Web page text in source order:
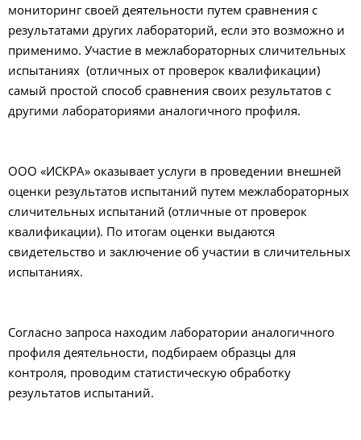
мониторинг своей деятельности путем сравнения с
результатами других лабораторий, если это возможно и
применимо. Участие в межлабораторных сличительных
испытаниях (отличных от проверок квалификации)
самый простой способ сравнения своих результатов с
другими лабораториями аналогичного профиля.
ООО «ИСКРА» оказывает услуги в проведении внешней
оценки результатов испытаний путем межлабораторных
сличительных испытаний (отличные от проверок
квалификации). По итогам оценки выдаются
свидетельство и заключение об участии в сличительных
испытаниях.
Согласно запроса находим лаборатории аналогичного
профиля деятельности, подбираем образцы для
контроля, проводим статистическую обработку
результатов испытаний.